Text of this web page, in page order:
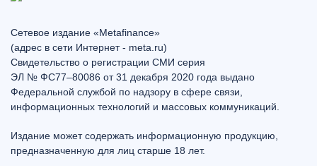
Сетевое издание «Metafinance»
(адрес в сети Интернет - meta.ru)
Свидетельство о регистрации СМИ серия
ЭЛ № ФС77–80086 от 31 декабря 2020 года выдано
Федеральной службой по надзору в сфере связи,
информационных технологий и массовых коммуникаций.
Издание может содержать информационную продукцию,
предназначенную для лиц старше 18 лет.